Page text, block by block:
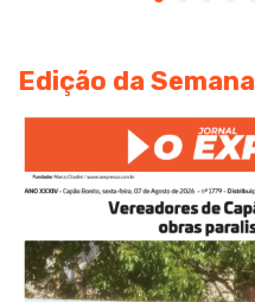
Edição da Semana